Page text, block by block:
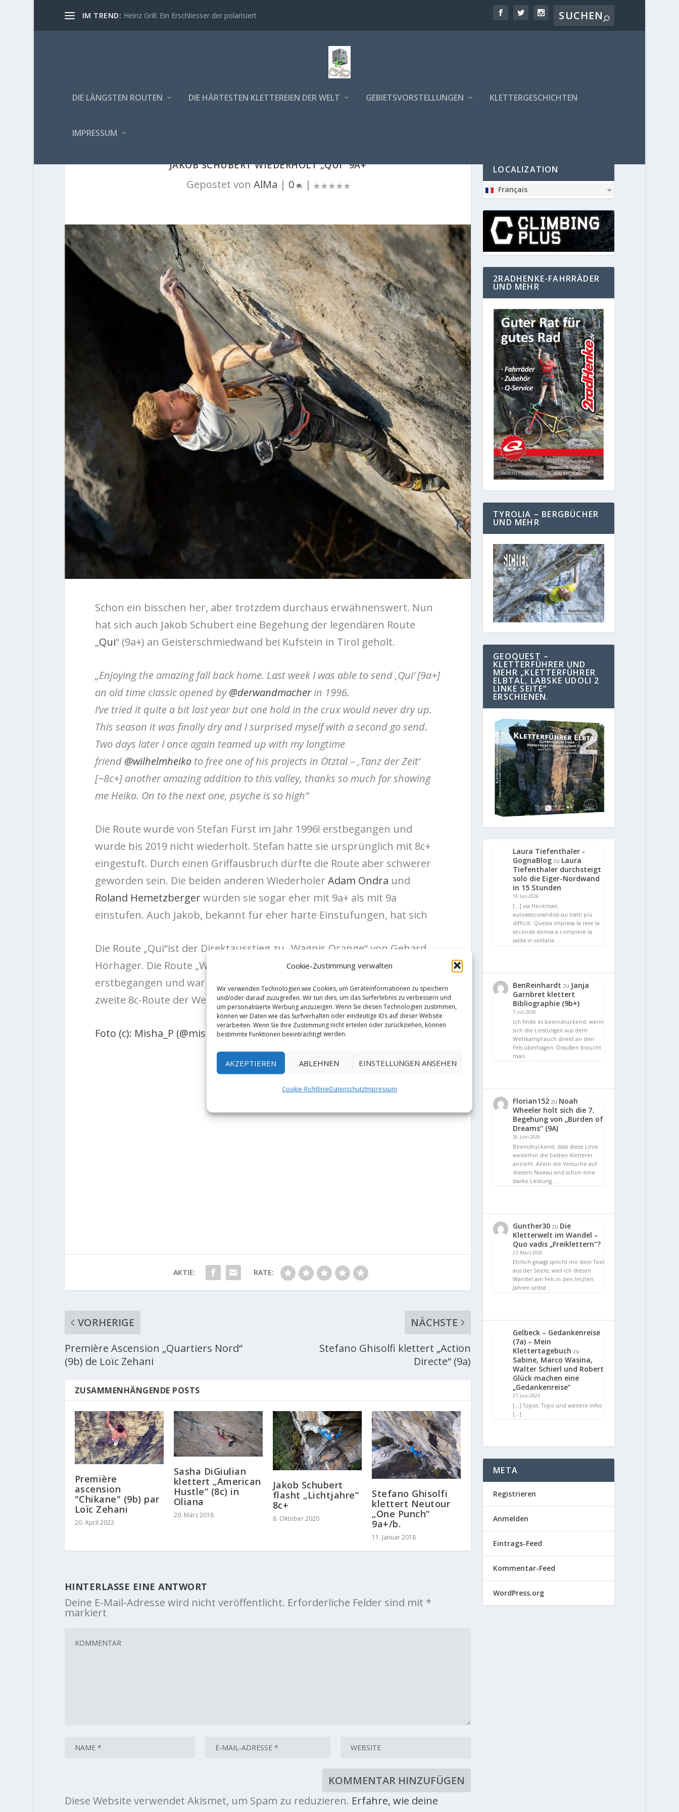
Cookie-Zustimmung verwalten
Wir verwenden Technologien wie Cookies, um Geräteinformationen zu speichern
und/oder darauf zuzugreifen. Wir tun dies, um das Surferlebnis zu verbessern und
um personalisierte Werbung anzuzeigen. Wenn Sie diesen Technologien zustimmen,
können wir Daten wie das Surfverhalten oder eindeutige IDs auf dieser Website
verarbeiten. Wenn Sie Ihre Zustimmung nicht erteilen oder zurückziehen, können
bestimmte Funktionen beeinträchtigt werden.
AKZEPTIEREN ABLEHNEN EINSTELLUNGEN ANSEHEN
Cookie-RichtlinieDatenschutzImpressum
IM TREND: Heinz Grill: Ein Erschliesser der polarisiert
DIE LÄNGSTEN ROUTEN DIE HÄRTESTEN KLETTEREIEN DER WELT GEBIETSVORSTELLUNGEN KLETTERGESCHICHTEN
IMPRESSUM
JAKOB SCHUBERT WIEDERHOLT „QUI“ 9A+
Gepostet von AlMa | 0 |
Schon ein bisschen her, aber trotzdem durchaus erwähnenswert. Nun
hat sich auch Jakob Schubert eine Begehung der legendären Route
„Qui“ (9a+) an Geisterschmiedwand bei Kufstein in Tirol geholt.
„Enjoying the amazing fall back home. Last week I was able to send ‚Qui‘ [9a+]
an old time classic opened by@derwandmacherin 1996.
I‘ve tried it quite a bit last year but one hold in the crux would never dry up.
This season it was finally dry and I surprised myself with a second go send.
Two days later I once again teamed up with my longtime
friend @wilhelmheikoto free one of his projects in Ötztal – ‚Tanz der Zeit‘
[~8c+] another amazing addition to this valley, thanks so much for showing
me Heiko. On to the next one, psyche is so high“
Die Route wurde von Stefan Fürst im Jahr 1996! erstbegangen und
wurde bis 2019 nicht wiederholt. Stefan hatte sie ursprünglich mit 8c+
eingestuft. Durch einen Griffausbruch dürfte die Route aber schwerer
geworden sein. Die beiden anderen Wiederholer Adam Ondra und
Roland Hemetzbergerwürden sie sogar eher mit 9a+ als mit 9a
einstufen. Auch Jakob, bekannt für eher harte Einstufungen, hat sich
Die Route „Qui“ist der Direktausstieg zu „Wagnis Orange“ von Gehard
Hörhager. Die Route „Wagnis Orange“ wurde von Gerhard 1988
erstbegangen und war vermutlich nach „Wallstreet“ im Frankenjura die
zweite 8c-Route der Welt.
Foto (c): Misha_P (@misha.p_photography)
AKTIE: RATE:
VORHERIGE
Première Ascension „Quartiers Nord“
(9b) de Loïc Zehani
NÄCHSTE
Stefano Ghisolfi klettert „Action
Directe“ (9a)
ZUSAMMENHÄNGENDE POSTS
Première
ascension
"Chikane" (9b) par
Loïc Zehani
20. April 2022
Sasha DiGiulian
klettert „American
Hustle“ (8c) in
Oliana
20. März 2018
Jakob Schubert
flasht „Lichtjahre“
8c+
8. Oktober 2020
Stefano Ghisolfi
klettert Neutour
„One Punch“
9a+/b.
11. Januar 2018
HINTERLASSE EINE ANTWORT
Deine E-Mail-Adresse wird nicht veröffentlicht. Erforderliche Felder sind mit *
markiert
Diese Website verwendet Akismet, um Spam zu reduzieren. Erfahre, wie deine
LOCALIZATION
Français
2RADHENKE-FAHRRÄDER
UND MEHR
TYROLIA – BERGBÜCHER
UND MEHR
GEOQUEST –
KLETTERFÜHRER UND
MEHR „KLETTERFÜHRER
ELBTAL, LABSKE UDOLI 2
LINKE SEITE“
ERSCHIENEN.
Laura Tiefenthaler -
GognaBlog zu Laura
Tiefenthaler durchsteigt
solo die Eiger-Nordwand
in 15 Stunden
10. Juli 2026
[…] via Heckmair,
autoassicurandosi sui tratti più
difficili. Questa impresa la rese la
seconda donna a compiere la
salita in solitaria…
BenReinhardt zu Janja
Garnbret klettert
Bibliographie (9b+)
7. Juli 2026
Ich finde es beeindruckend, wenn
sich die Leistungen aus dem
Wettkampf auch direkt an den
Fels übertragen. Draußen braucht
man…
Florian152 zu Noah
Wheeler holt sich die 7.
Begehung von „Burden of
Dreams“ (9A)
26. Juni 2026
Beeindruckend, dass diese Linie
weiterhin die besten Kletterer
anzieht. Allein die Versuche auf
diesem Niveau sind schon eine
starke Leistung.…
Gunther30 zu Die
Kletterwelt im Wandel –
Quo vadis „Freiklettern“?
23. März 2026
Ehrlich gesagt spricht mir dein Text
aus der Seele, weil ich diesen
Wandel am Fels in den letzten
Jahren selbst…
Gelbeck – Gedankenreise
(7a) – Mein
Klettertagebuch zu
Sabine, Marco Wasina,
Walter Schierl und Robert
Glück machen eine
„Gedankenreise“
27. Juni 2025
[…] Topos: Topo und weitere Infos
[…]
META
Registrieren
Anmelden
Eintrags-Feed
Kommentar-Feed
WordPress.org